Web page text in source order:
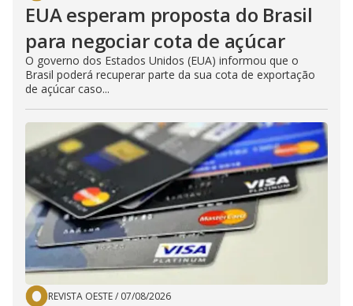
EUA esperam proposta do Brasil
para negociar cota de açúcar
O governo dos Estados Unidos (EUA) informou que o
Brasil poderá recuperar parte da sua cota de exportação
de açúcar caso...
REVISTA OESTE/ 07/08/2026